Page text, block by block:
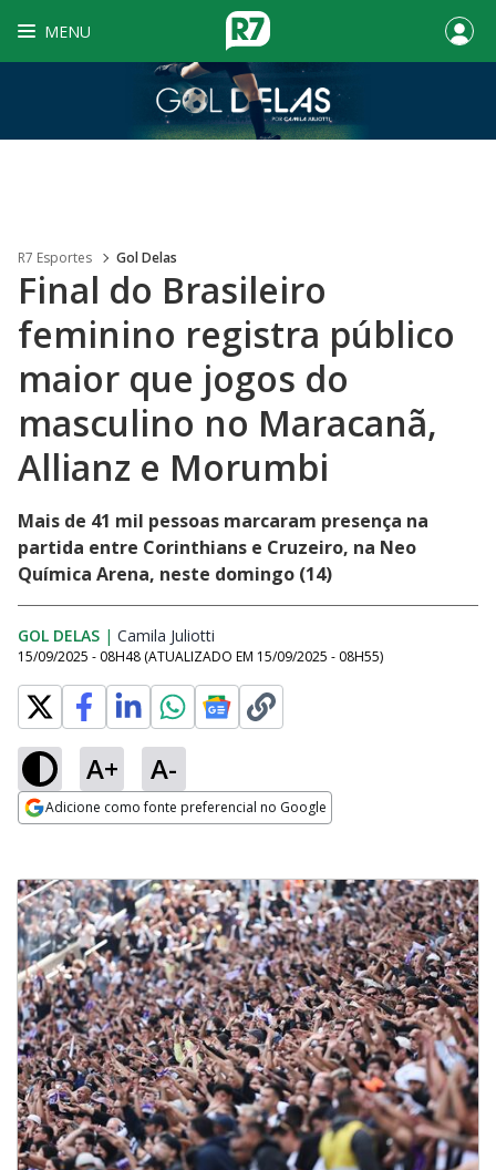
MENU
R7 Esportes Gol Delas
Final do Brasileiro
feminino registra público
maior que jogos do
masculino no Maracanã,
Allianz e Morumbi
Mais de 41 mil pessoas marcaram presença na
partida entre Corinthians e Cruzeiro, na Neo
Química Arena, neste domingo (14)
GOL DELAS | Camila Juliotti
15/09/2025 - 08H48 (ATUALIZADO EM 15/09/2025 - 08H55)
A+ A-
Adicione como fonte preferencial no Google